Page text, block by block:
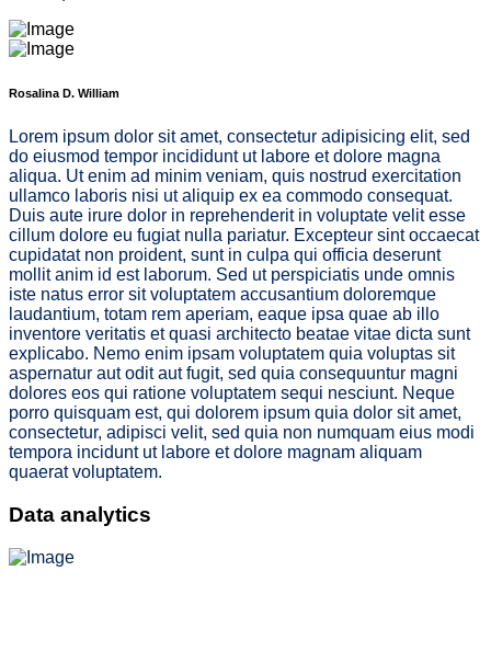
Rosalina D. William
Lorem ipsum dolor sit amet, consectetur adipisicing elit, sed
do eiusmod tempor incididunt ut labore et dolore magna
aliqua. Ut enim ad minim veniam, quis nostrud exercitation
ullamco laboris nisi ut aliquip ex ea commodo consequat.
Duis aute irure dolor in reprehenderit in voluptate velit esse
cillum dolore eu fugiat nulla pariatur. Excepteur sint occaecat
cupidatat non proident, sunt in culpa qui officia deserunt
mollit anim id est laborum. Sed ut perspiciatis unde omnis
iste natus error sit voluptatem accusantium doloremque
laudantium, totam rem aperiam, eaque ipsa quae ab illo
inventore veritatis et quasi architecto beatae vitae dicta sunt
explicabo. Nemo enim ipsam voluptatem quia voluptas sit
aspernatur aut odit aut fugit, sed quia consequuntur magni
dolores eos qui ratione voluptatem sequi nesciunt. Neque
porro quisquam est, qui dolorem ipsum quia dolor sit amet,
consectetur, adipisci velit, sed quia non numquam eius modi
tempora incidunt ut labore et dolore magnam aliquam
quaerat voluptatem.
Data analytics